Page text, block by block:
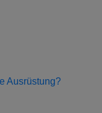
Ausrüstung?